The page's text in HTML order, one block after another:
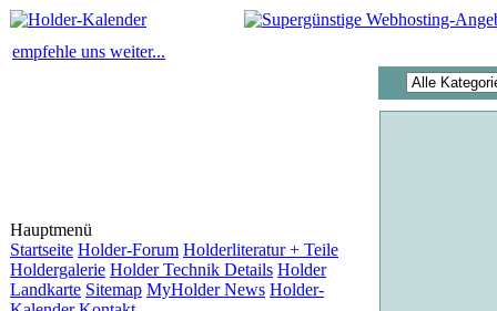
empfehle uns weiter...
Hauptmenü
Startseite Holder-Forum Holderliteratur + Teile
Holdergalerie Holder Technik Details Holder
Landkarte Sitemap MyHolder News Holder-